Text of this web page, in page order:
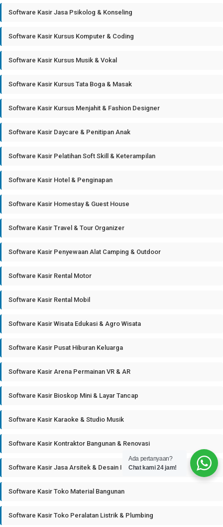
Software Kasir Jasa Psikolog & Konseling
Software Kasir Kursus Komputer & Coding
Software Kasir Kursus Musik & Vokal
Software Kasir Kursus Tata Boga & Masak
Software Kasir Kursus Menjahit & Fashion Designer
Software Kasir Daycare & Penitipan Anak
Software Kasir Pelatihan Soft Skill & Keterampilan
Software Kasir Hotel & Penginapan
Software Kasir Homestay & Guest House
Software Kasir Travel & Tour Organizer
Software Kasir Penyewaan Alat Camping & Outdoor
Software Kasir Rental Motor
Software Kasir Rental Mobil
Software Kasir Wisata Edukasi & Agro Wisata
Software Kasir Pusat Hiburan Keluarga
Software Kasir Arena Permainan VR & AR
Software Kasir Bioskop Mini & Layar Tancap
Software Kasir Karaoke & Studio Musik
Software Kasir Kontraktor Bangunan & Renovasi
Software Kasir Jasa Arsitek & Desain Interior
Software Kasir Toko Material Bangunan
Software Kasir Toko Peralatan Listrik & Plumbing
Ada pertanyaan?
Chat kami 24 jam!